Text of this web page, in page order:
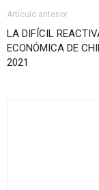
Artículo anterior
LA DIFÍCIL
ECONÓMICA DE
2021